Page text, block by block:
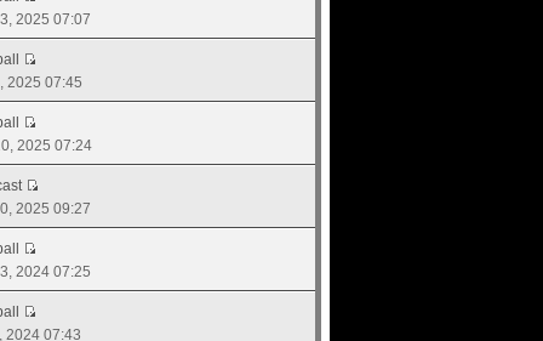
2025 07:07
2025 07:45
2025 07:24
2025 09:27
2024 07:25
2024 07:43